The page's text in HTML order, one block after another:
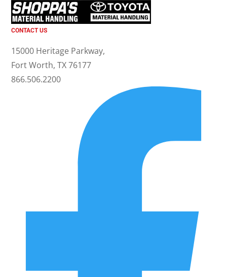
CONTACT US
15000 Heritage Parkway,
Fort Worth, TX 76177
866.506.2200